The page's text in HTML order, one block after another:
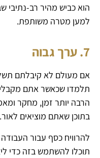
הוא כביש מהיר רב-נתיבי
למען מטרה משותפת.
7. ערך גבוה
אם מעולם לא קיבלתם
תלמדו שכאשר אתם
הרבה יותר זמן, מחקר
בתוכן שאתם מוציאים לאור.
להרוויח כסף עבור
תוכלו להשתמש בזה כדי